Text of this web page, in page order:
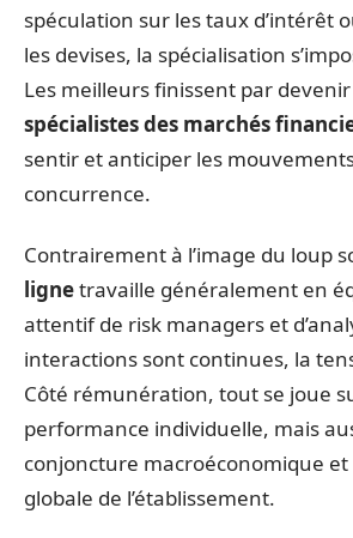
spéculation sur les taux d’intérêt
les devises, la spécialisation
Les meilleurs finissent par
spécialistes des marchés
sentir et anticiper les
concurrence.
Contrairement à l’image du loup
lignetravaille généralement en
attentif de risk managers et
interactions sont continues, la
Côté rémunération, tout se joue
performance individuelle, mais
conjoncture macroéconomique
globale de l’établissement.